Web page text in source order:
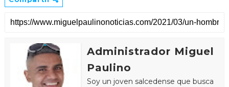
Administrador Miguel
Paulino
Soy un joven salcedense que busca